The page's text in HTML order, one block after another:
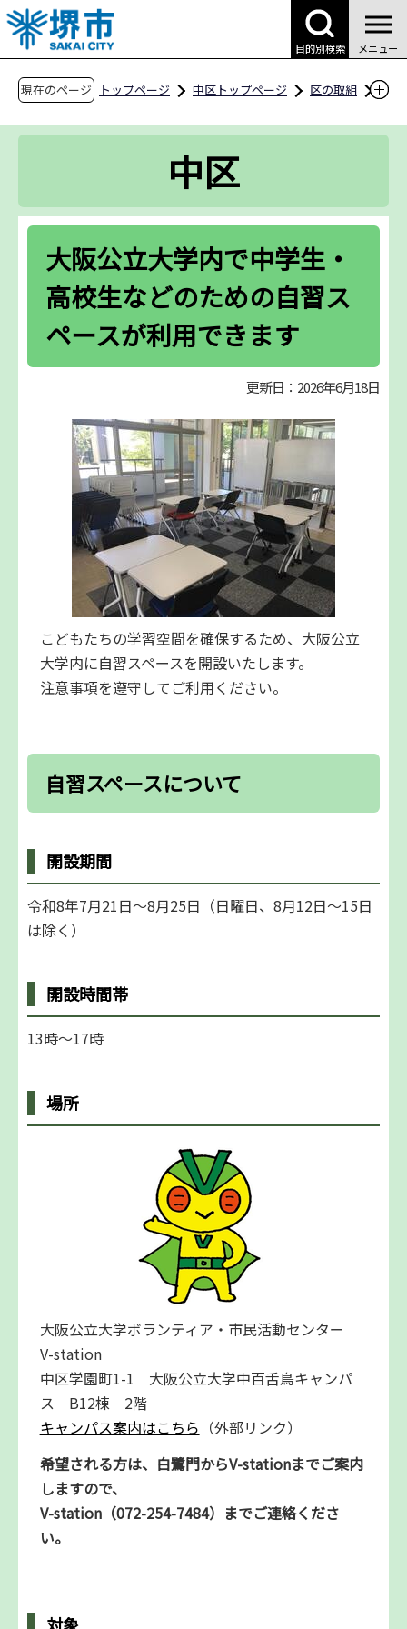
こ
の
ペ
目的別検索 メニュー
現在のページ トップページ 中区トップページ
区の取組
自習スペースが利用できます
中区
大阪公立大学内で中学生・
高校生などのための自習ス
ペースが利用できます
更新日：2026年6月18日
こどもたちの学習空間を確保するため、大阪公立
大学内に自習スペースを開設いたします。
注意事項を遵守してご利用ください。
自習スペースについて
開設期間
令和8年7月21日～8月25日（日曜日、8月12日～15日
は除く）
開設時間帯
13時～17時
場所
大阪公立大学ボランティア・市民活動センター
V-station
中区学園町1-1 大阪公立大学中百舌鳥キャンパ
ス B12棟 2階
キャンパス案内はこちら （外部リンク）
希望される方は、白鷺門からV-stationまでご案内
しますので、
V-station（072-254-7484）までご連絡くださ
い。